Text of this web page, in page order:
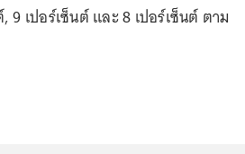
9 เปอร์เซ็นต์ และ 8 เปอร์เซ็นต์ ตาม